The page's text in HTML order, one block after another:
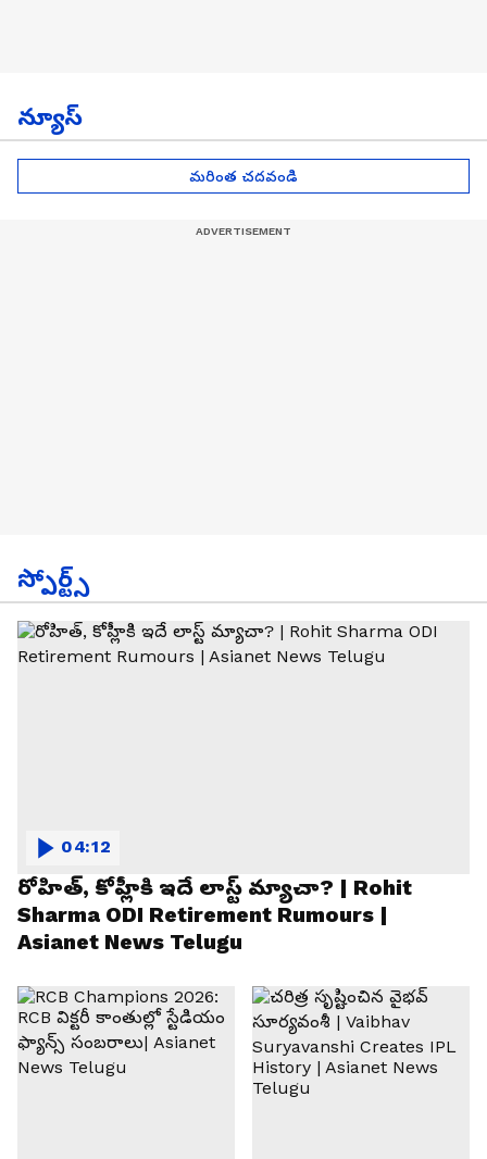
న్యూస్
మరింత చదవండి
స్పోర్ట్స్
రోహిత్, కోహ్లీకి ఇదే లాస్ట్ మ్యాచా? | Rohit
Sharma ODI Retirement Rumours |
Asianet News Telugu
04:12